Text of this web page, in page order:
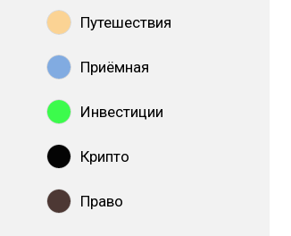
Путешествия
Приёмная
Инвестиции
Крипто
Право